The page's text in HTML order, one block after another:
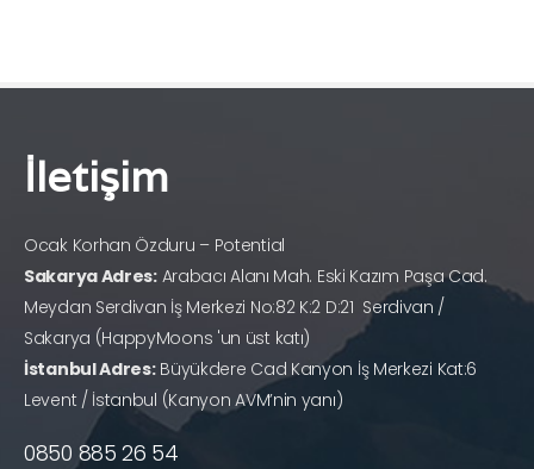
İletişim
Ocak Korhan Özduru – Potential
Sakarya Adres:Arabacı Alanı Mah. Eski Kazım Paşa Cad.
Meydan Serdivan İş Merkezi No:82 K:2 D:21 Serdivan /
Sakarya (HappyMoons 'un üst katı)
İstanbul Adres:Büyükdere Cad Kanyon İş Merkezi Kat:6
Levent / İstanbul (Kanyon AVM’nin yanı)
0850 885 26 54